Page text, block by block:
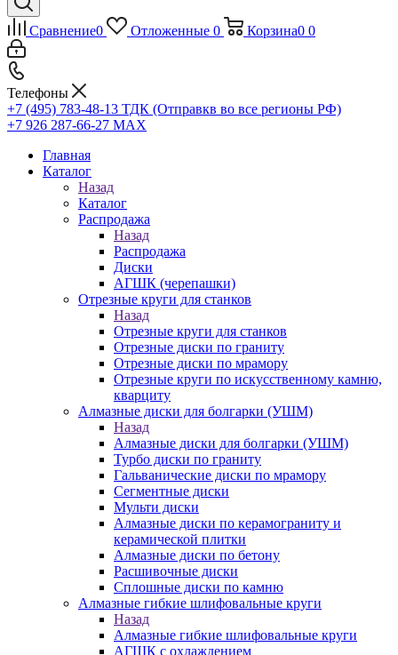
Сравнение0 Отложенные 0 Корзина0 0
Телефоны
+7 (495) 783-48-13 ТДК (Отправкв во все регионы РФ)
+7 926 287-66-27 МАХ
Главная
Каталог
Назад
Каталог
Распродажа
Назад
Распродажа
Диски
АГШК (черепашки)
Отрезные круги для станков
Назад
Отрезные круги для станков
Отрезные диски по граниту
Отрезные диски по мрамору
Отрезные круги по искусственному камню,
кварциту
Алмазные диски для болгарки (УШМ)
Назад
Алмазные диски для болгарки (УШМ)
Турбо диски по граниту
Гальванические диски по мрамору
Сегментные диски
Мульти диски
Алмазные диски по керамограниту и
керамической плитки
Алмазные диски по бетону
Расшивочные диски
Сплошные диски по камню
Алмазные гибкие шлифовальные круги
Назад
Алмазные гибкие шлифовальные круги
АГШК с охлаждением